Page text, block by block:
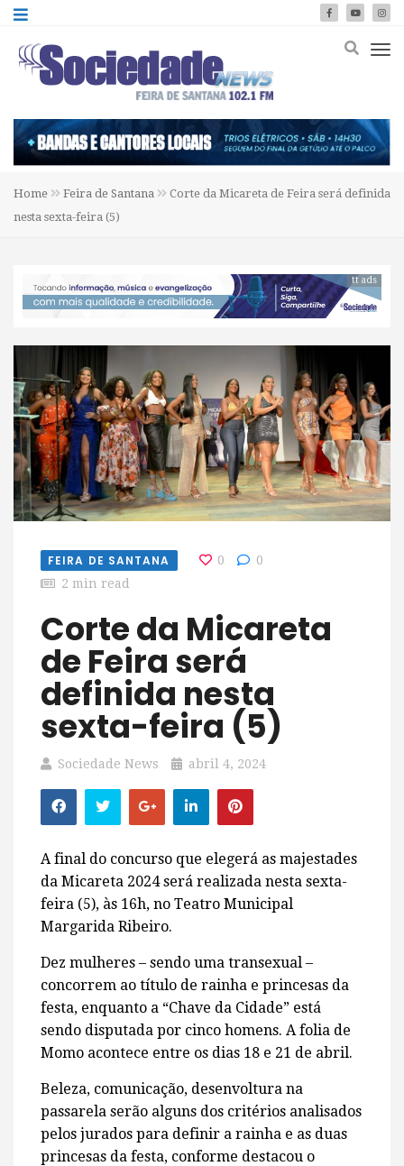
Home Feira de Santana
Corte da Micareta de Feira será definida
nesta sexta-feira (5)
tt ads
FEIRA DE SANTANA 0
0
2 min read
Corte da Micareta
de Feira será
definida nesta
sexta-feira (5)
Sociedade News abril 4, 2024
A final do concurso que elegerá as majestades
da Micareta 2024 será realizada nesta sexta-
feira (5), às 16h, no Teatro Municipal
Margarida Ribeiro.
Dez mulheres – sendo uma transexual –
concorrem ao título de rainha e princesas da
festa, enquanto a “Chave da Cidade” está
sendo disputada por cinco homens. A folia de
Momo acontece entre os dias 18 e 21 de abril.
Beleza, comunicação, desenvoltura na
passarela serão alguns dos critérios analisados
pelos jurados para definir a rainha e as duas
princesas da festa, conforme destacou o